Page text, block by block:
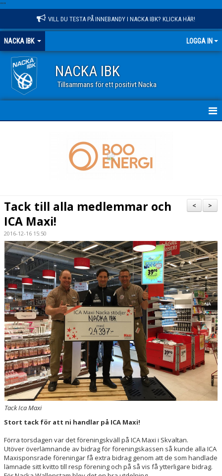
""
VILL DU TESTA PÅ INNEBANDY I NACKA IBK? KLICKA HÄR!
NACKA IBK LOGGA IN
NACKA IBK
Tillsammans för ett positivt Nacka
OM KLUBBEN
SPORTHALLAR
MATCHER
CAFETERIAN
DOKUMENT
NACKA X
KLUBBSHOPEN
INNEBANDY PLAY
NACKAPOKALEN
DOMARE & MATCHLEDARE
>
<
Tack till alla medlemmar och
ICA Maxi!
2016-12-16 15:50
Tack Ica Maxi
Stort tack för att ni handlar på ICA Maxi!
Förra torsdagen var det föreningskväll på ICA Maxi i Skvaltan.
Utöver överlämnande av bidrag för föreningskassen så kunde alla ICA
Maxisponsrade föreningar få extra bidrag genom att de som handlade
lämnade sitt kvitto till resp förening och på så vis få ytterligare bidrag.